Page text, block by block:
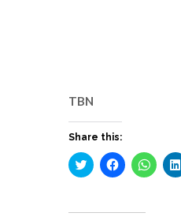
TBN
Share this:
Cliquez
pour
dans
Cliquez
pour
dans
Cliquez
pour